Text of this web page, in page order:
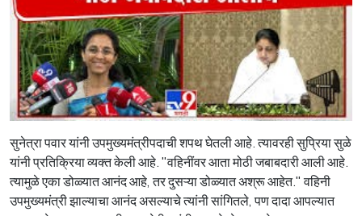
सुनेत्रा पवार यांनी उपमुख्यमंत्रीपदाची शपथ घेतली आहे. त्यावरही सुप्रिया सुळे
यांनी प्रतिक्रिया व्यक्त केली आहे. "वहिनींवर आता मोठी जबाबदारी आली आहे.
त्यामुळे एका डोळ्यात आनंद आहे, तर दुसऱ्या डोळ्यात अश्रू आहेत." वहिनी
उपमुख्यमंत्री झाल्याचा आनंद असल्याचे त्यांनी सांगितले, पण दादा आपल्यात